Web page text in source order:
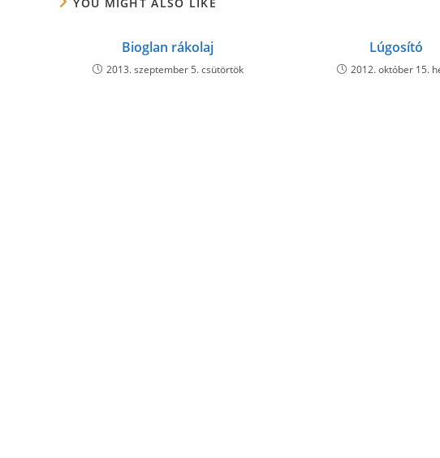
Bioglan rákolaj
2013. szeptember 5. csütörtök
Lúgosító
2012. október 15.